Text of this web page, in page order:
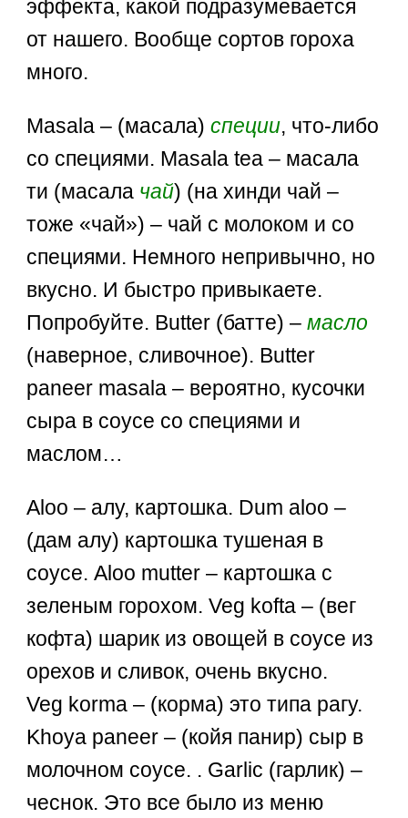
эффекта, какой подразумевается
от нашего. Вообще сортов гороха
много.
Masala – (масала)специи, что-либо
со специями. Masala tea – масала
ти (масала чай) (на хинди чай –
тоже «чай») – чай с молоком и со
специями. Немного непривычно, но
вкусно. И быстро привыкаете.
Попробуйте. Butter (батте) –масло
(наверное, сливочное). Butter
paneer masala – вероятно, кусочки
сыра в соусе со специями и
маслом…
Aloo – алу, картошка. Dum aloo –
(дам алу) картошка тушеная в
соусе. Aloo mutter – картошка с
зеленым горохом. Veg kofta – (вег
кофта) шарик из овощей в соусе из
орехов и сливок, очень вкусно.
Veg korma – (корма) это типа рагу.
Khoya paneer – (койя панир) сыр в
молочном соусе. . Garlic (гарлик) –
чеснок. Это все было из меню